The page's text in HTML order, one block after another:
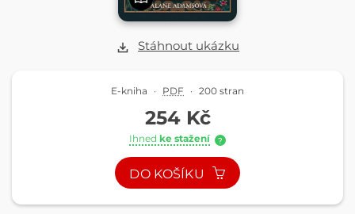
Stáhnout ukázku
E-kniha · PDF · 200 stran
254 Kč
Ihned ke stažení ?
DO KOŠÍKU